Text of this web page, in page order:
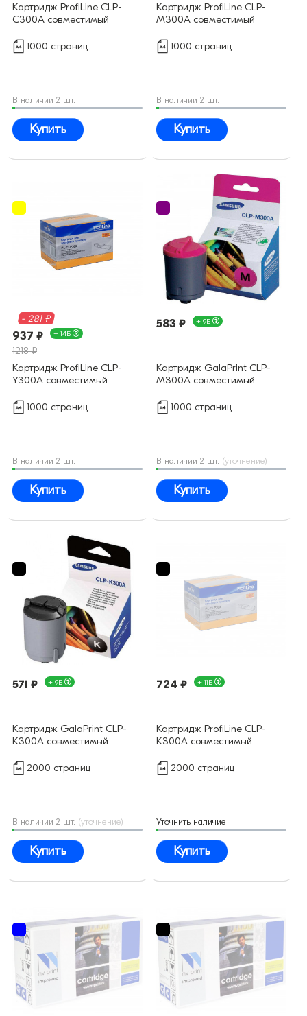
Картридж ProfiLine CLP-
C300A совместимый
1000 страниц
В наличии 2 шт.
Купить
Картридж ProfiLine CLP-
M300A совместимый
1000 страниц
В наличии 2 шт.
Купить
- 281 ₽
937 ₽ + 14Б
1218 ₽
Картридж ProfiLine CLP-
Y300A совместимый
1000 страниц
В наличии 2 шт.
Купить
583 ₽ + 9Б
Картридж GalaPrint CLP-
M300A совместимый
1000 страниц
В наличии 2 шт. (уточнение)
Купить
571 ₽ + 9Б
Картридж GalaPrint CLP-
K300A совместимый
2000 страниц
В наличии 2 шт. (уточнение)
Купить
724 ₽ + 11Б
Картридж ProfiLine CLP-
K300A совместимый
2000 страниц
Уточнить наличие
Купить